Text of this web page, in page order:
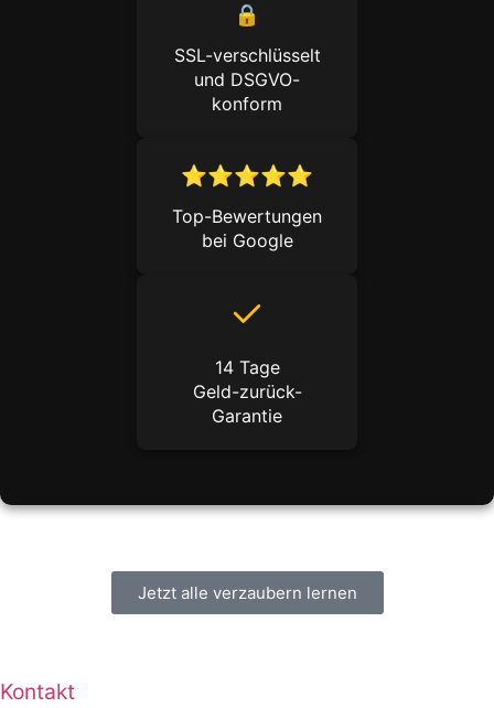
🔒
SSL-verschlüsselt
und DSGVO-
konform
⭐️⭐️⭐️⭐️⭐️
Top-Bewertungen
bei Google
14 Tage
Geld-zurück-
Garantie
Jetzt alle verzaubern lernen
Kontakt